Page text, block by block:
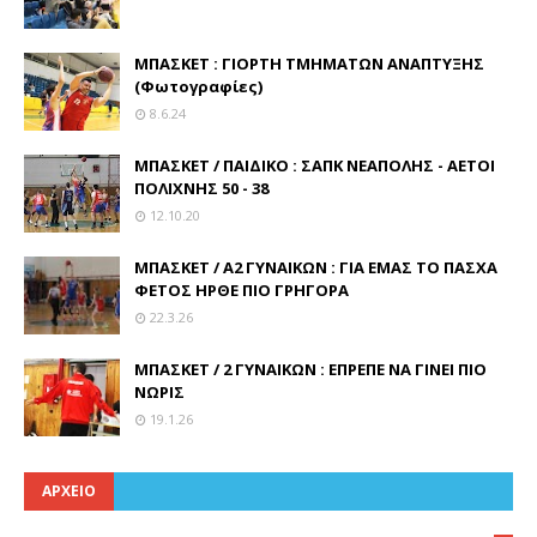
ΜΠΑΣΚΕΤ : ΓΙΟΡΤΗ ΤΜΗΜΑΤΩΝ ΑΝΑΠΤΥΞΗΣ
(Φωτογραφίες)
8.6.24
ΜΠΑΣΚΕΤ / ΠΑΙΔΙΚΟ : ΣΑΠΚ ΝΕΑΠΟΛΗΣ - ΑΕΤΟΙ
ΠΟΛΙΧΝΗΣ 50 - 38
12.10.20
ΜΠΑΣΚΕΤ / Α2 ΓΥΝΑΙΚΩΝ : ΓΙΑ ΕΜΑΣ ΤΟ ΠΑΣΧΑ
ΦΕΤΟΣ ΗΡΘΕ ΠΙΟ ΓΡΗΓΟΡΑ
22.3.26
ΜΠΑΣΚΕΤ / 2 ΓΥΝΑΙΚΩΝ : ΕΠΡΕΠΕ ΝΑ ΓΙΝΕΙ ΠΙΟ
ΝΩΡΙΣ
19.1.26
ΑΡΧΕΙΟ